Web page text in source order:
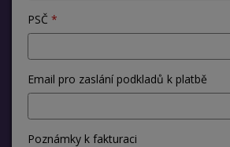
PSČ
Email pro zaslání podkladů k platbě
Poznámky k fakturaci